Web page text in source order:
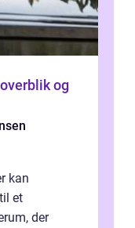
kan
et
der